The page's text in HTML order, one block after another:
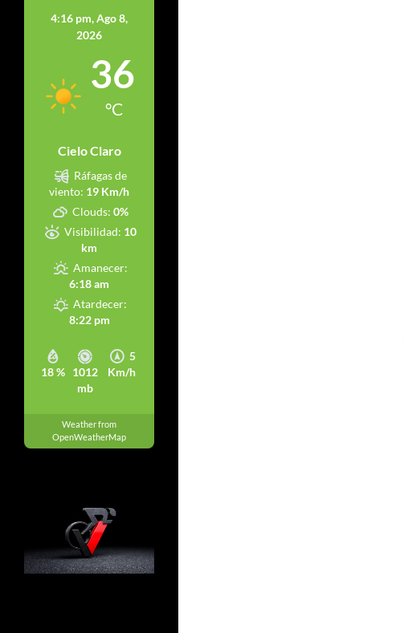
4:16 pm,Ago 8,
2026
36
°C
Cielo Claro
18 % 1012
mb
5
Km/h
Ráfagas de
viento: 19 Km/h
Clouds: 0%
Visibilidad: 10
km
Amanecer:
6:18 am
Atardecer:
8:22 pm
Weather from
OpenWeatherMap